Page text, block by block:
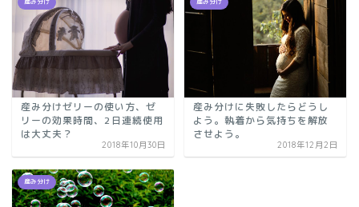
産み分けゼリーの使い方、ゼ
リーの効果時間、2日連続使用
は大丈夫？
2018年10月30日
産み分けに失敗したらどうし
よう。執着から気持ちを解放
させよう。
2018年12月2日
産み分け